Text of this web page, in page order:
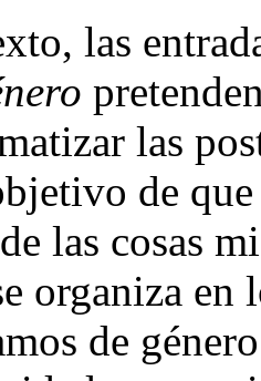
las
las
de
las cosas
organiza en
de